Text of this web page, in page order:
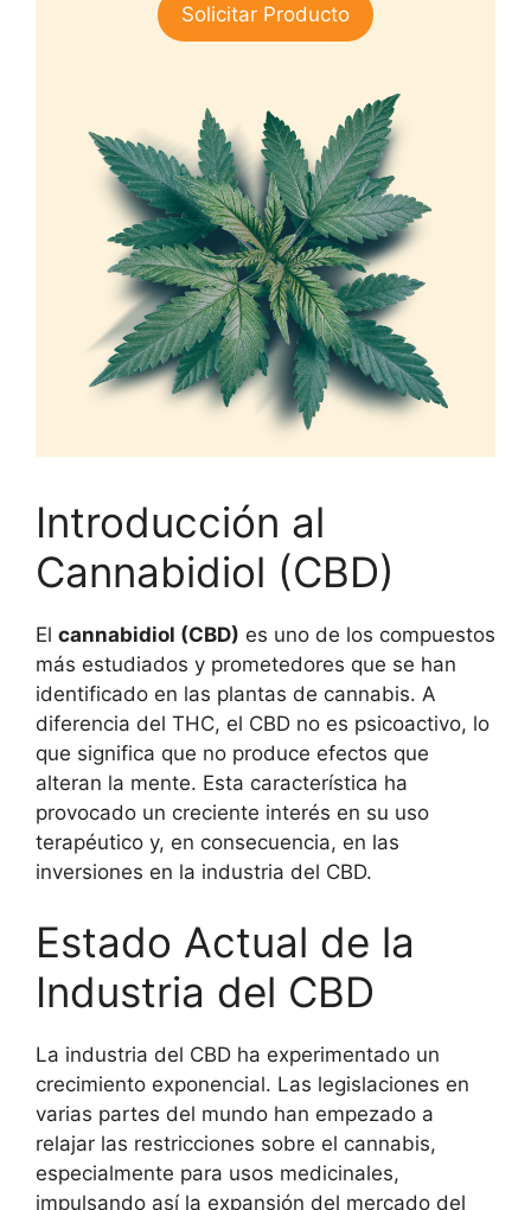
de 5
Solicitar Producto
Introducción al
Cannabidiol (CBD)
El cannabidiol (CBD) es uno de los compuestos
más estudiados y prometedores que se han
identificado en las plantas de cannabis. A
diferencia del THC, el CBD no es psicoactivo, lo
que significa que no produce efectos que
alteran la mente. Esta característica ha
provocado un creciente interés en su uso
terapéutico y, en consecuencia, en las
inversiones en la industria del CBD.
Estado Actual de la
Industria del CBD
La industria del CBD ha experimentado un
crecimiento exponencial. Las legislaciones en
varias partes del mundo han empezado a
relajar las restricciones sobre el cannabis,
especialmente para usos medicinales,
impulsando así la expansión del mercado del